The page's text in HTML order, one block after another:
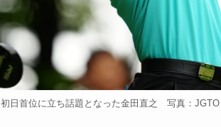
初日首位に立ち話題となった金田直之 写真：JGTO